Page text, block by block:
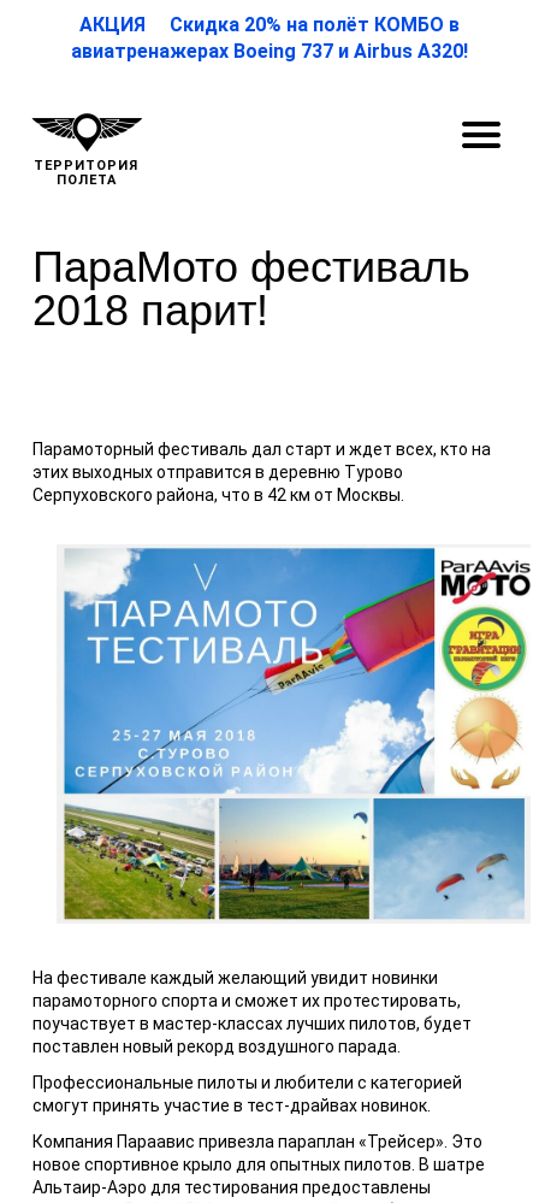
АКЦИЯ Скидка 20% на полёт КОМБО в
авиатренажерах Boeing 737 и Airbus A320!
ТЕРРИТОРИЯ
ПОЛЕТА
ПараМото фестиваль
2018 парит!
Парамоторный фестиваль дал старт и ждет всех, кто на
этих выходных отправится в деревню Турово
Серпуховского района, что в 42 км от Москвы.
На фестивале каждый желающий увидит новинки
парамоторного спорта и сможет их протестировать,
поучаствует в мастер-классах лучших пилотов, будет
поставлен новый рекорд воздушного парада.
Профессиональные пилоты и любители с категорией
смогут принять участие в тест-драйвах новинок.
Компания Параавис привезла параплан «Трейсер». Это
новое спортивное крыло для опытных пилотов. В шатре
Альтаир-Аэро для тестирования предоставлены